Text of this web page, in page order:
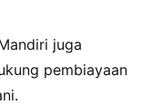
juga
pembiayaan